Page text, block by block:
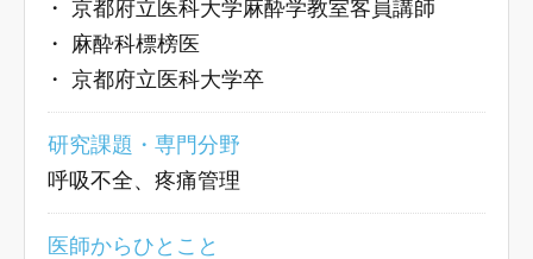
・ 京都府立医科大学麻酔学教室客員講師
・
麻酔科標榜医
・ 京都府立医科大学卒
研究課題・専門分野
呼吸不全、疼痛管理
医師からひとこと